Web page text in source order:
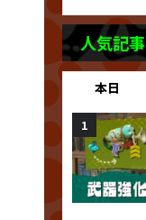
人気記事
本日